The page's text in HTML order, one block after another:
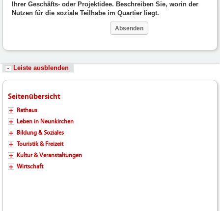
Ihrer Geschäfts- oder Projektidee. Beschreiben Sie, worin der
Nutzen für die soziale Teilhabe im Quartier liegt.
Leiste ausblenden
Seitenübersicht
Rathaus
Leben in Neunkirchen
Bildung & Soziales
Touristik & Freizeit
Kultur & Veranstaltungen
Wirtschaft